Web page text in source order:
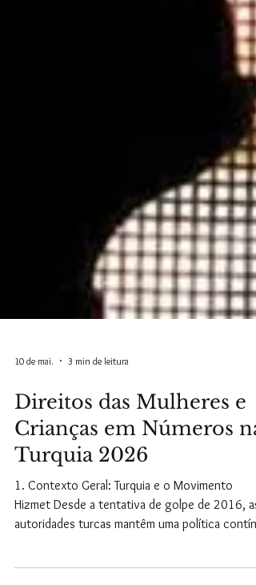
10 de mai. 3 min de leitura
Direitos das Mulheres e
Crianças em Números na
Turquia 2026
1. Contexto Geral: Turquia e o Movimento
autoridades turcas mantêm uma política